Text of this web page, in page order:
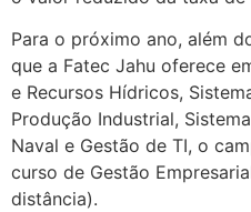
Para o próximo ano, além
que a Fatec Jahu oferece
e Recursos Hídricos,
Produção Industrial,
Naval e Gestão de TI, o
curso de Gestão
distância).